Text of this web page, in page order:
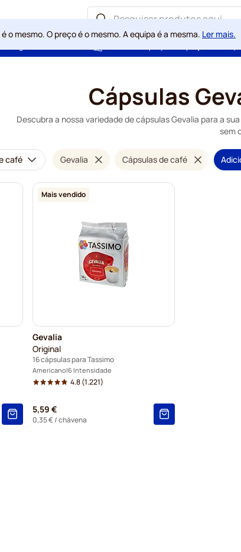
o mesmo. O preço é o mesmo. A equipa é a mesma. Ler mais.
Cápsulas
Descubra a nossa variedade de cápsulas Gevalia para a
sem
café Gevalia Cápsulas de café
Mais vendido
Gevalia
Original
16 cápsulas para Tassimo
Americano 6 Intensidade
4.8(1.221)
5,59 €
0,35 €/ chávena